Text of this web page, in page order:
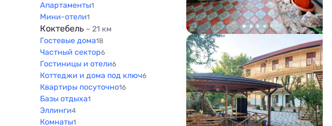
Апартаменты1
Мини-отели1
Коктебель ~ 21 км
Гостевые дома18
Частный сектор6
Гостиницы и отели6
Коттеджи и дома под ключ6
Квартиры посуточно16
Базы отдыха1
Эллинги4
Комнаты1